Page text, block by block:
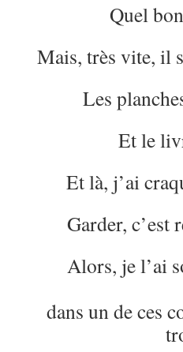
Quel
Mais, très vite, il
Les
Et le
Et là, j’ai
Garder,
Alors, je l’ai
dans un de ces